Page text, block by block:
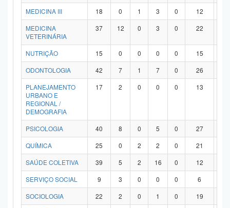
MEDICINA III
18 0 1 3 0 12
MEDICINA
VETERINÁRIA
37 12 0 3 0 22
NUTRIÇÃO 15 0 0 0 0 15
ODONTOLOGIA
42 7 1 7 0 26
PLANEJAMENTO
URBANO E
REGIONAL /
DEMOGRAFIA
17 2 0 0 0 13
PSICOLOGIA 40 8 0 5 0 27
QUÍMICA
25 0 2 2 0 21
SAÚDE COLETIVA
39 5 2 16 0 12
SERVIÇO SOCIAL
9 3 0 0 0 6
SOCIOLOGIA
22 2 0 1 0 19